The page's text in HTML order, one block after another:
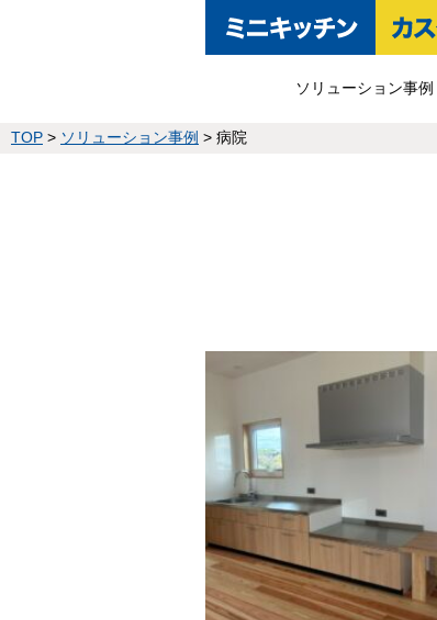
ソリューション事例
TOP > ソリューション事例 > 病院